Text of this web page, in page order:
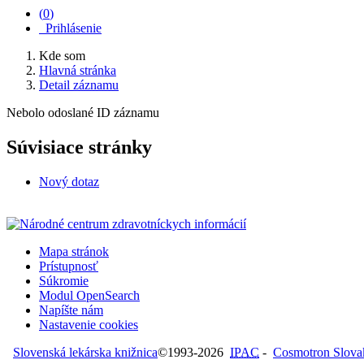
(0)
Prihlásenie
Kde som
Hlavná stránka
Detail záznamu
Nebolo odoslané ID záznamu
Súvisiace stránky
Nový dotaz
Mapa stránok
Prístupnosť
Súkromie
Modul OpenSearch
Napíšte nám
Nastavenie cookies
Slovenská lekárska knižnica©1993-2026 IPAC - Cosmotron